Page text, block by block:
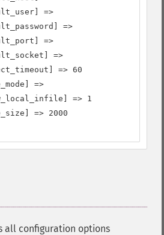
=>
=>
=>
=>
=> 60
=>
=> 1
=> 2000
all configuration options